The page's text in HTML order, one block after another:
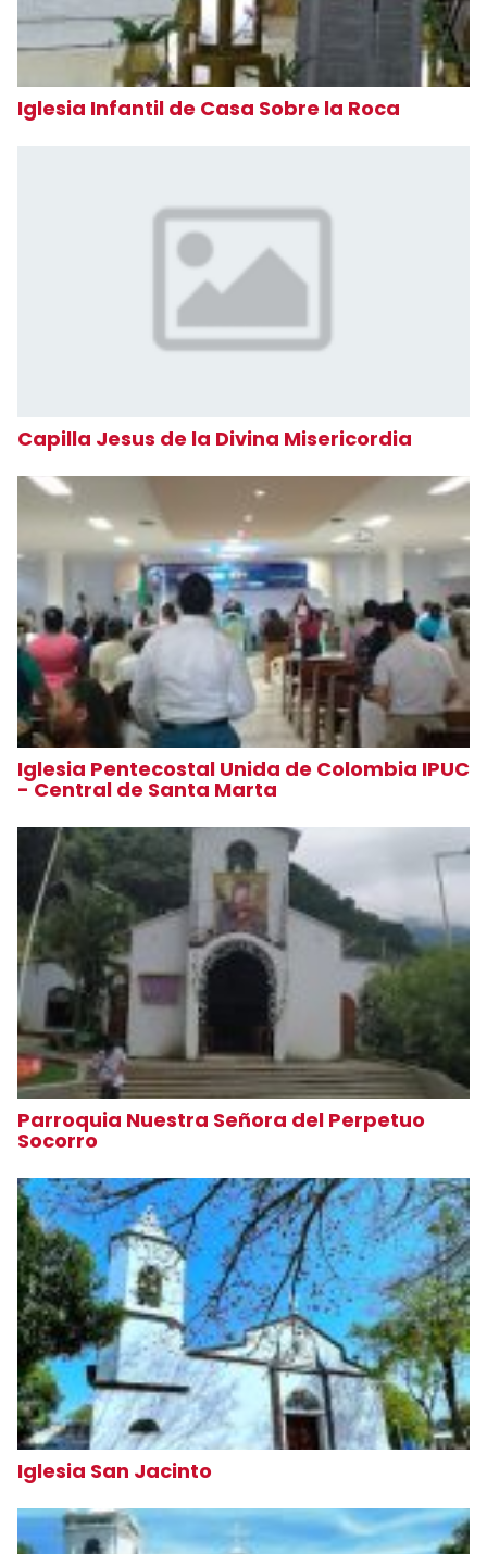
Iglesia Infantil de Casa Sobre la Roca
Capilla Jesus de la Divina Misericordia
Iglesia Pentecostal Unida de Colombia IPUC
- Central de Santa Marta
Parroquia Nuestra Señora del Perpetuo
Socorro
Iglesia San Jacinto